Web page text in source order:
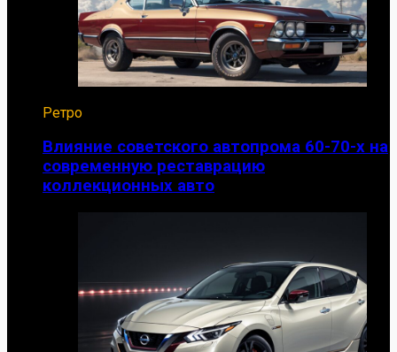
Ретро
Влияние советского автопрома 60-70-х на
современную реставрацию
коллекционных авто